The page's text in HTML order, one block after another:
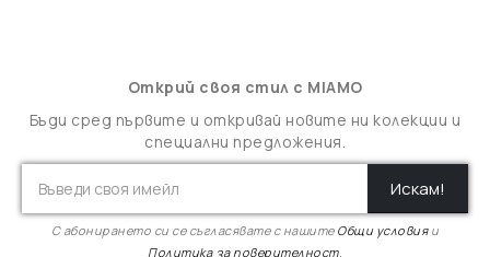
Открий своя стил с MIAMO
Бъди сред първите и откривай новите ни колекции и
специални предложения.
Искам!
С абонирането си се съгласявате с нашите Общи условияи
Политика за поверителност.